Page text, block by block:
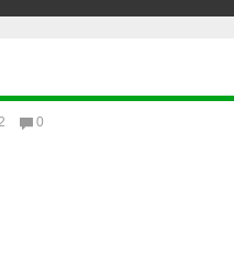
0